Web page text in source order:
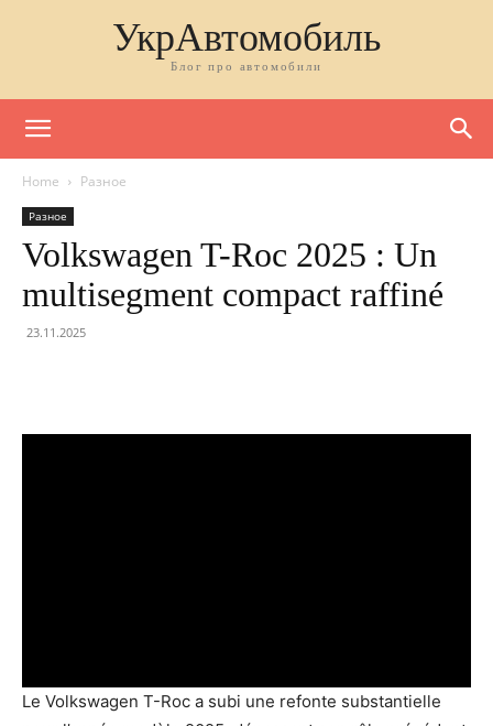
УкрАвтомобиль
Блог про автомобили
Home Разное
Разное
Volkswagen T-Roc 2025 : Un
multisegment compact raffiné
23.11.2025
Le Volkswagen T-Roc a subi une refonte substantielle